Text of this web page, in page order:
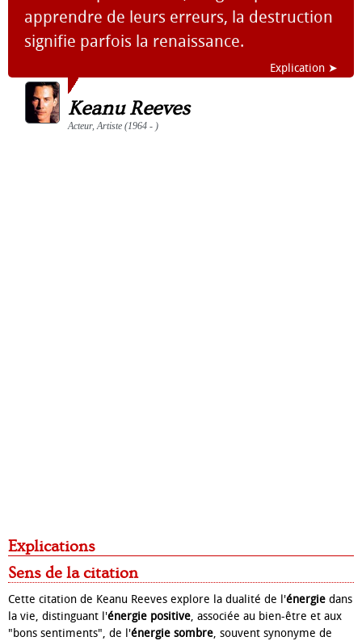
apprendre de leurs erreurs, la destruction
signifie parfois la renaissance.
Explication ➤
Keanu Reeves
Acteur, Artiste (1964 - )
Explications
Sens de la citation
Cette citation de Keanu Reeves explore la dualité de l'énergie dans
la vie, distinguant l'énergie positive, associée au bien-être et aux
"bons sentiments", de l'énergie sombre, souvent synonyme de